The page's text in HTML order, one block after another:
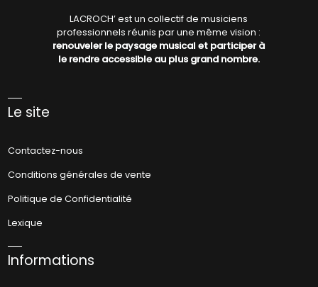
LACROCH’ est un collectif de musiciens
professionnels réunis par une même vision :
renouveler le paysage musical et participer à
le rendre accessible au plus grand nombre.
Le site
Contactez-nous
Conditions générales de vente
Politique de Confidentialité
Lexique
Informations